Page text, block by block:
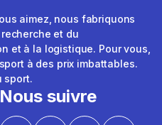
aimez, nous fabriquons
et du
et à la logistique. Pour vous,
à des prix imbattables.
sport.
Nous suivre